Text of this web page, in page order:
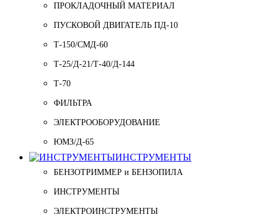
ПРОКЛАДОЧНЫЙ МАТЕРИАЛ
ПУСКОВОЙ ДВИГАТЕЛЬ ПД-10
Т-150/СМД-60
Т-25/Д-21/Т-40/Д-144
Т-70
ФИЛЬТРА
ЭЛЕКТРООБОРУДОВАНИЕ
ЮМЗ/Д-65
ИНСТРУМЕНТЫ
БЕНЗОТРИММЕР и БЕНЗОПИЛА
ИНСТРУМЕНТЫ
ЭЛЕКТРОИНСТРУМЕНТЫ